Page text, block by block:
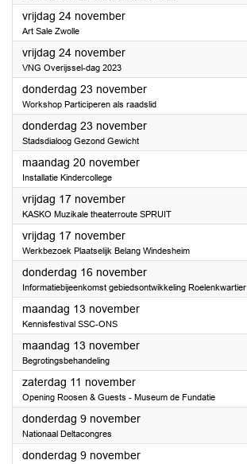
vrijdag 24 november2023
Art Sale Zwolle
vrijdag 24 november2023
VNG Overijssel-dag 2023
donderdag 23 november2023
Workshop Participeren als raadslid
donderdag 23 november2023
Stadsdialoog Gezond Gewicht
maandag 20 november2023
Installatie Kindercollege
vrijdag 17 november2023
KASKO Muzikale theaterroute SPRUIT
vrijdag 17 november2023
Werkbezoek Plaatselijk Belang Windesheim
donderdag 16 november2023
Informatiebijeenkomst gebiedsontwikkeling Roelenkwartier
maandag 13 november2023
Kennisfestival SSC-ONS
maandag 13 november2023
Begrotingsbehandeling
zaterdag 11 november2023
Opening Roosen & Guests - Museum de Fundatie
donderdag 9 november2023
Nationaal Deltacongres
donderdag 9 november2023